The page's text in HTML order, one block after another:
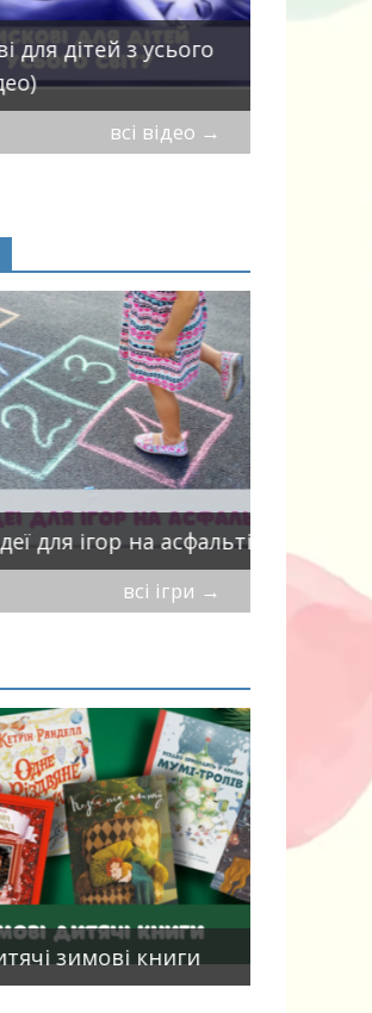
для дітей з усього
Пісні
всі відео →
для ігор на асфальті
всі ігри →
зимові книги